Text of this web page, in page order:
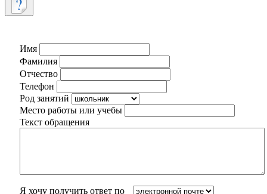
Имя
Фамилия
Отчество
Телефон
Род занятий
Место работы или учебы
Текст обращения
Я хочу получить ответ по